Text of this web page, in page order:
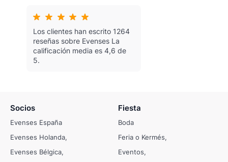
Los clientes han escrito 1264
reseñas sobre Evenses La
calificación media es 4,6 de
5.
Socios
Evenses España
Evenses Holanda
Evenses Bélgica
Fiesta
Boda
Feria o Kermés
Eventos